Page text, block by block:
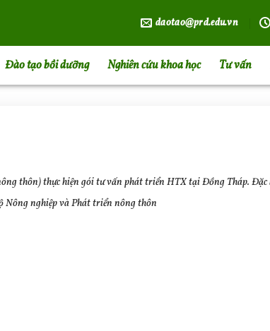
daotao@prd.edu.vn
Đào tạo bồi dưỡng Nghiên cứu khoa học Tư vấn
thôn) thực hiện gói tư vấn phát triển HTX tại Đồng Tháp. Đặc
Nông nghiệp và Phát triển nông thôn